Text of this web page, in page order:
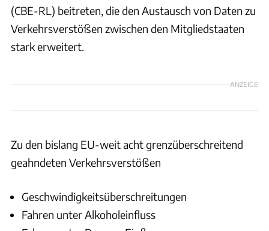
(CBE-RL) beitreten, die den Austausch von Daten zu
Verkehrsverstößen zwischen den Mitgliedstaaten
stark erweitert.
ANZEIGE
Zu den bislang EU-weit acht grenzüberschreitend
geahndeten Verkehrsverstößen
Geschwindigkeitsüberschreitungen
Fahren unter Alkoholeinfluss